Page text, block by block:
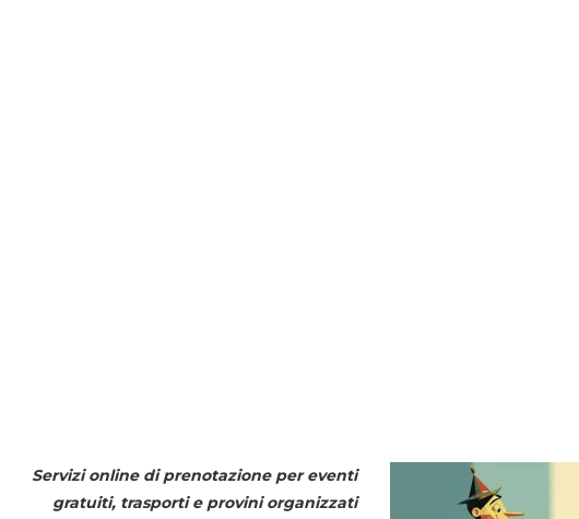
Servizi online di prenotazione per eventi
gratuiti, trasporti e provini organizzati